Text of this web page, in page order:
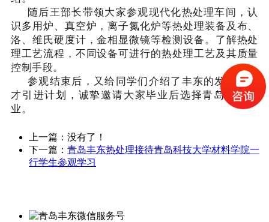
随后王部长带领大家参观现代化热处理车间，认
识多用炉、真空炉，离子氮化炉等热处理装备及布、
洛、维氏硬度计，金相显微镜等检测设备。了解热处
理工艺流程，不同设备可进行的热处理工艺及其质量
控制手段。
参观结束后，又给同学们介绍了丰东的发展与人
才引进计划，诚挚邀请大家毕业后选择青岛丰东就
业。
上一篇：没有了！
下一篇： 青岛丰东热处理接待青岛科技大学材料学院一
行学生参观学习